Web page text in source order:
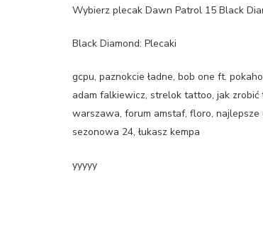
Wybierz plecak Dawn Patrol 15 Black
Black Diamond: Plecaki
gcpu, paznokcie ładne, bob one ft.
adam falkiewicz, strelok tattoo, jak
warszawa, forum amstaf, floro,
sezonowa 24, łukasz kempa
yyyyy